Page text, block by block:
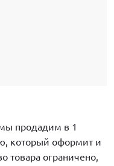
продадим в 1
который оформит и
товара ограничено,